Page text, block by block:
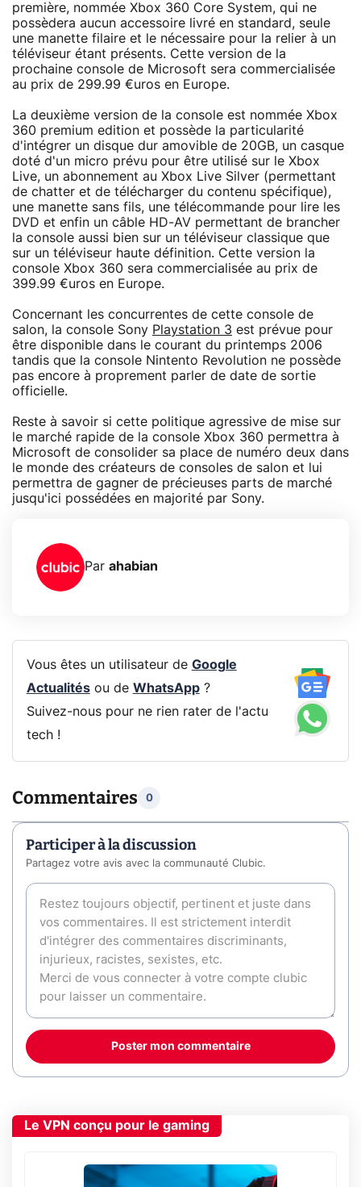
première, nommée Xbox 360 Core System, qui ne
possèdera aucun accessoire livré en standard, seule
une manette filaire et le nécessaire pour la relier à un
téléviseur étant présents. Cette version de la
prochaine console de Microsoft sera commercialisée
au prix de 299.99 €uros en Europe.
La deuxième version de la console est nommée Xbox
360 premium edition et possède la particularité
d'intégrer un disque dur amovible de 20GB, un casque
doté d'un micro prévu pour être utilisé sur le Xbox
Live, un abonnement au Xbox Live Silver (permettant
de chatter et de télécharger du contenu spécifique),
une manette sans fils, une télécommande pour lire les
DVD et enfin un câble HD-AV permettant de brancher
la console aussi bien sur un téléviseur classique que
sur un téléviseur haute définition. Cette version la
console Xbox 360 sera commercialisée au prix de
399.99 €uros en Europe.
Concernant les concurrentes de cette console de
salon, la console Sony Playstation 3 est prévue pour
être disponible dans le courant du printemps 2006
tandis que la console Nintento Revolution ne possède
pas encore à proprement parler de date de sortie
officielle.
Reste à savoir si cette politique agressive de mise sur
le marché rapide de la console Xbox 360 permettra à
Microsoft de consolider sa place de numéro deux dans
le monde des créateurs de consoles de salon et lui
permettra de gagner de précieuses parts de marché
jusqu'ici possédées en majorité par Sony.
Par ahabian
Vous êtes un utilisateur de Google
Actualitésou de WhatsApp?
Suivez-nous pour ne rien rater de l'actu
tech !
Commentaires 0
Participer à la discussion
Partagez votre avis avec la communauté Clubic.
Poster mon commentaire
Le VPN conçu pour le gaming